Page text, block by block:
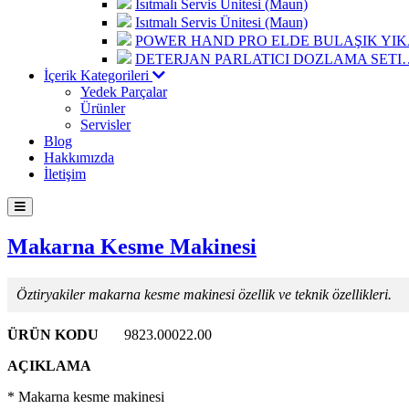
Isıtmalı Servis Ünitesi (Maun)
Isıtmalı Servis Ünitesi (Maun)
POWER HAND PRO ELDE BULAŞIK
DETERJAN PARLATICI DOZLAMA
İçerik Kategorileri
Yedek Parçalar
Ürünler
Servisler
Blog
Hakkımızda
İletişim
Makarna Kesme Makinesi
Öztiryakiler makarna kesme makinesi özellik ve teknik özellikleri.
ÜRÜN KODU
9823.00022.00
AÇIKLAMA
* Makarna kesme makinesi